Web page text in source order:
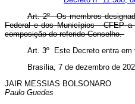
Art. 2º Os membros
Federal e dos Municípios - CFEP
composição do referido Conselho.
Art. 3º Este Decreto entra em
Brasília, 7 de dezembro de
JAIR MESSIAS BOLSONARO
Paulo Guedes